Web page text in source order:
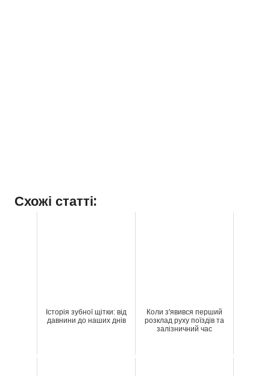
Схожі статті:
Історія зубної щітки: від
давнини до наших днів
Коли з'явився перший
розклад руху поїздів та
залізничний час